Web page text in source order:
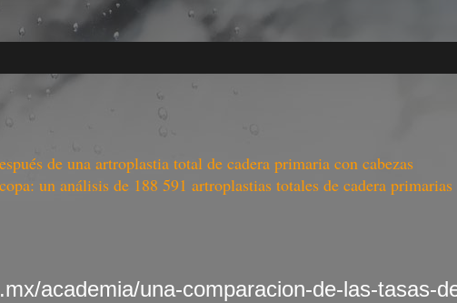
de una artroplastia total de cadera primaria con cabezas
un análisis de 188 591 artroplastias totales de cadera primarias
academia/una-comparacion-de-las-tasas-